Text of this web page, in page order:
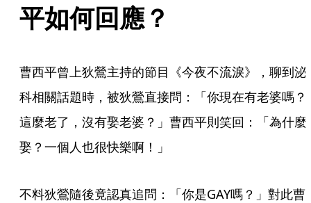
平如何回應？
曹西平曾上狄鶯主持的節目《今夜不流淚》，聊到泌
科相關話題時，被狄鶯直接問：「你現在有老婆嗎？
這麼老了，沒有娶老婆？」曹西平則笑回：「為什麼
娶？一個人也很快樂啊！」
不料狄鶯隨後竟認真追問：「你是GAY嗎？」對此曹